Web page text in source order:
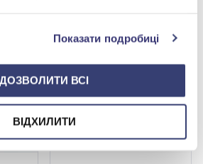
Показати подробиці
ДОЗВОЛИТИ ВСІ
ВІДХИЛИТИ